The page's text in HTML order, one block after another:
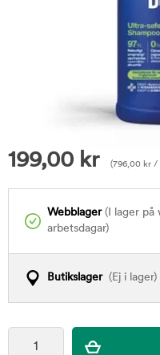
199,00 kr (796,00 kr /
Webblager(I lager på
arbetsdagar)
Butikslager(Ej i lager)